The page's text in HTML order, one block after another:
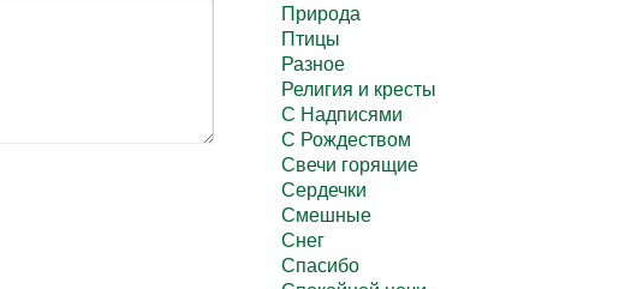
Природа
Птицы
Разное
Религия и кресты
С Надписями
С Рождеством
Свечи горящие
Сердечки
Смешные
Снег
Спасибо